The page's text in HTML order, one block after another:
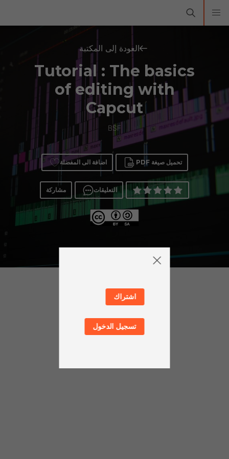
العودة إلى المكتبة
Tutorial : The basics
of editing with
Capcut
BSF
تحميل صيغة PDF اضافة الى المفضلة
التعليقات مشاركة
اشتراك
تسجيل الدخول